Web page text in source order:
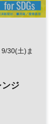
30(土)ま
ンジ